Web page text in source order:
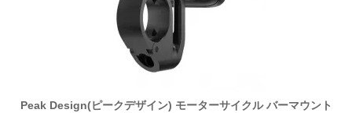
Peak Design(ピークデザイン) モーターサイクル バーマウント